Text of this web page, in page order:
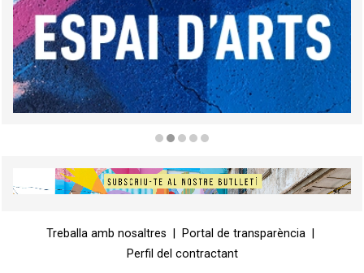
Treballa amb nosaltres
Portal de transparència
Perfil del contractant